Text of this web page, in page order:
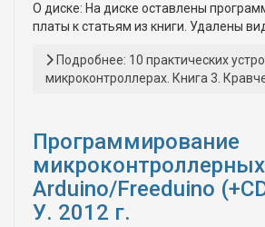
О диске: На диске оставлены
платы к статьям из книги. Удалены
Подробнее: 10 практических
микроконтроллерах. Книга 3.
Программирование
Arduino/Freeduino
У. 2012 г.